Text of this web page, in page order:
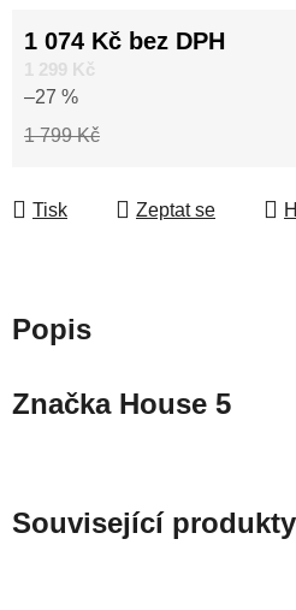
1 799 Kč
–27 %
1 299 Kč
1 074 Kč bez DPH
Měrná cena:
Tisk Zeptat se
Popis
ZnačkaHouse 5
Související produkty